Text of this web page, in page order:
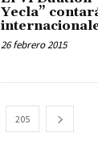
Yecla”
26 febrero 2015
205